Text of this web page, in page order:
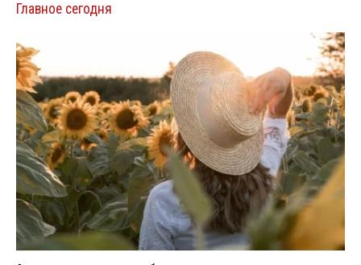
Главное сегодня